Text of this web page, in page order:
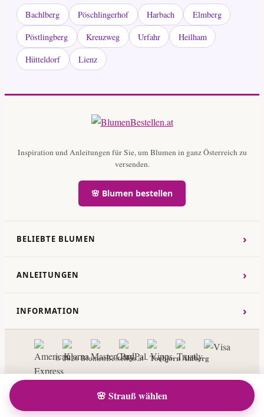
Bachlberg Pöschlingerhof Harbach
Elmberg
Pöstlingberg
Kreuzweg Urfahr
Heilham
Hütteldorf
Lienz
Inspiration und Anleitungen für Sie, um Blumen in ganz Österreich zu
versenden.
🌸 Blumen bestellen
BELIEBTE BLUMEN ›
ANLEITUNGEN ›
INFORMATION ›
© 2026 BlumenBestellen.at -Torbjorn Ahlberg
🌸 Strauß wählen